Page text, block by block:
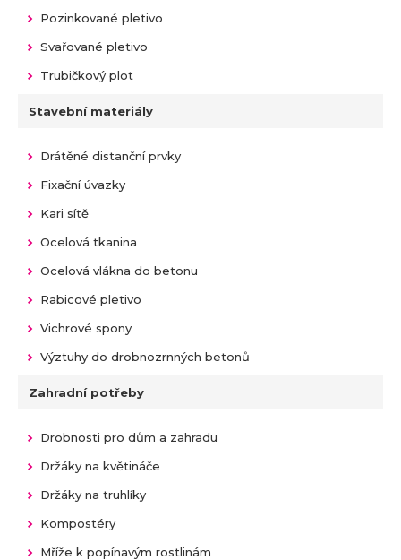
Pozinkované pletivo
Svařované pletivo
Trubičkový plot
Stavební materiály
Drátěné distanční prvky
Fixační úvazky
Kari sítě
Ocelová tkanina
Ocelová vlákna do betonu
Rabicové pletivo
Vichrové spony
Výztuhy do drobnozrnných betonů
Zahradní potřeby
Drobnosti pro dům a zahradu
Držáky na květináče
Držáky na truhlíky
Kompostéry
Mříže k popínavým rostlinám